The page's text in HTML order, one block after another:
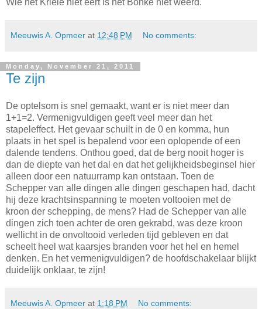
Meeuwis A. Opmeer at 12:48 PM No comments:
Monday, November 21, 2011
Te zijn
De optelsom is snel gemaakt, want er is niet meer dan
1+1=2. Vermenigvuldigen geeft veel meer dan het
stapeleffect. Het gevaar schuilt in de 0 en komma, hun
plaats in het spel is bepalend voor een oplopende of een
dalende tendens. Onthou goed, dat de berg nooit hoger is
dan de diepte van het dal en dat het gelijkheidsbeginsel hier
alleen door een natuurramp kan ontstaan. Toen de
Schepper van alle dingen alle dingen geschapen had, dacht
hij deze krachtsinspanning te moeten voltooien met de
kroon der schepping, de mens? Had de Schepper van alle
dingen zich toen achter de oren gekrabd, was deze kroon
wellicht in de onvoltooid verleden tijd gebleven en dat
scheelt heel wat kaarsjes branden voor het hel en hemel
denken. En het vermenigvuldigen? de hoofdschakelaar blijkt
duidelijk onklaar, te zijn!
Meeuwis A. Opmeer at 1:18 PM No comments: